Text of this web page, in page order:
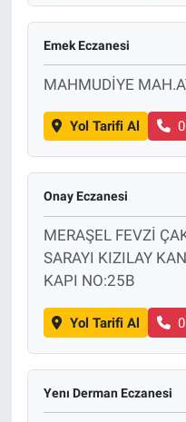
Emek Eczanesi
MAHMUDİYE
Yol Tarifi Al
Onay Eczanesi
MERAŞEL FEVZİ
SARAYI KIZILAY
KAPI NO:25B
Yol Tarifi Al
Yenı Derman Eczanesi